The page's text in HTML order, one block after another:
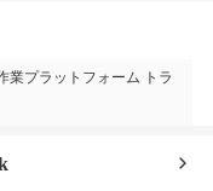
業プラットフォーム トラ